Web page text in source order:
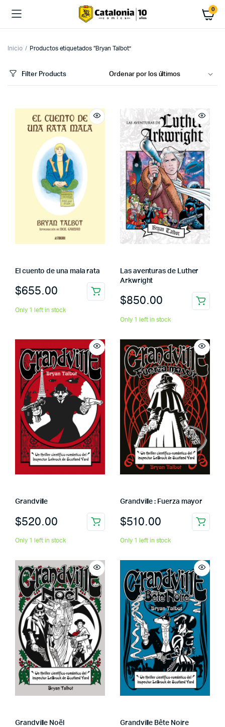
0
Inicio Productos etiquetados “Bryan Talbot”
Filter Products
El cuento de una mala rata
$655.00
Only 1 left in stock
Las aventuras de Luther
Arkwright
$850.00
Only 1 left in stock
Grandville
$520.00
Only 1 left in stock
Grandville : Fuerza mayor
$510.00
Only 1 left in stock
Grandville Noël Grandville Bête Noire